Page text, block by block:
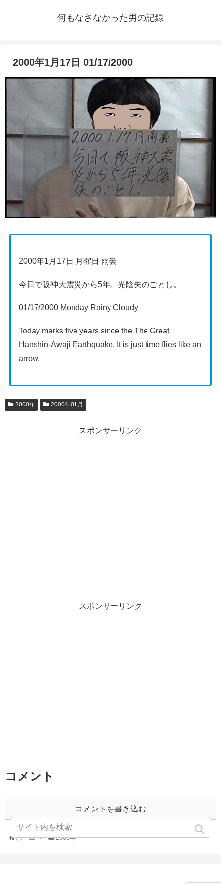
何もなさなかった男の記録
2000年1月17日 01/17/2000
2000年1月17日 月曜日 雨曇
今日で阪神大震災から5年。光陰矢のごとし。
01/17/2000 Monday Rainy Cloudy
Today marks five years since the The Great
Hanshin-Awaji Earthquake. It is just time flies like an
arrow.
2000年 2000年01月
スポンサーリンク
スポンサーリンク
コメント
コメントを書き込む
ホーム 2000年